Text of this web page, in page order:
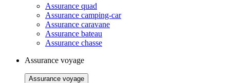
Assurance quad
Assurance camping-car
Assurance caravane
Assurance bateau
Assurance chasse
Assurance voyage
Assurance voyage